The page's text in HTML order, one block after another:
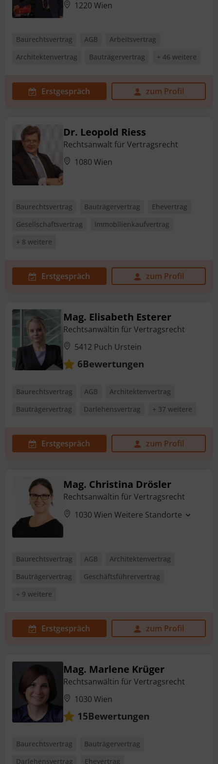
1220 Wien
Baurechtsvertrag AGB
Arbeitsvertrag
Architektenvertrag
Bauträgervertrag + 46 weitere
Erstgespräch zum Profil
Dr. Leopold Riess
Rechtsanwalt für Vertragsrecht
1080 Wien
Baurechtsvertrag Bauträgervertrag
Ehevertrag
Gesellschaftsvertrag
Immobilienkaufvertrag
+ 8 weitere
Erstgespräch zum Profil
Mag. Elisabeth Esterer
Rechtsanwältin für Vertragsrecht
5412 Puch Urstein
6Bewertungen
Baurechtsvertrag AGB
Architektenvertrag
Bauträgervertrag
Darlehensvertrag + 37 weitere
Erstgespräch zum Profil
Mag. Christina Drösler
Rechtsanwältin für Vertragsrecht
1030 Wien Weitere Standorte
Baurechtsvertrag AGB
Architektenvertrag
Bauträgervertrag
Geschäftsführervertrag
+ 9 weitere
Erstgespräch zum Profil
Mag. Marlene Krüger
Rechtsanwältin für Vertragsrecht
1030 Wien
15Bewertungen
Baurechtsvertrag
Bauträgervertrag
Darlehensvertrag
Ehevertrag